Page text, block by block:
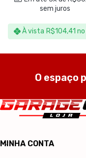
sem juros
À vista R$104,41
O espaço
MINHA CONTA